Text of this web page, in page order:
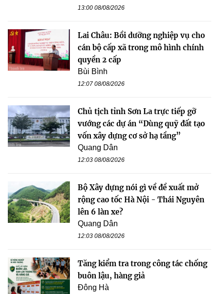
13:00 08/08/2026
Lai Châu: Bồi dưỡng nghiệp vụ cho
cán bộ cấp xã trong mô hình chính
quyền 2 cấp
Bùi Bình
12:07 08/08/2026
Chủ tịch tỉnh Sơn La trực tiếp gỡ
vướng các dự án “Dùng quỹ đất tạo
vốn xây dựng cơ sở hạ tầng”
Quang Dân
12:03 08/08/2026
Bộ Xây dựng nói gì về đề xuất mở
rộng cao tốc Hà Nội - Thái Nguyên
lên 6 làn xe?
Quang Dân
12:03 08/08/2026
Tăng kiểm tra trong công tác chống
buôn lậu, hàng giả
Đông Hà